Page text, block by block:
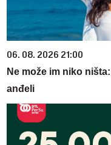
06. 08. 2026 21:00
Ne može im niko
anđeli